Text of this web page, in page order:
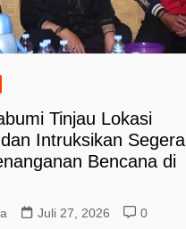
Tinjau Lokasi
Intruksikan Segera
Bencana di
Juli 27, 2026 0